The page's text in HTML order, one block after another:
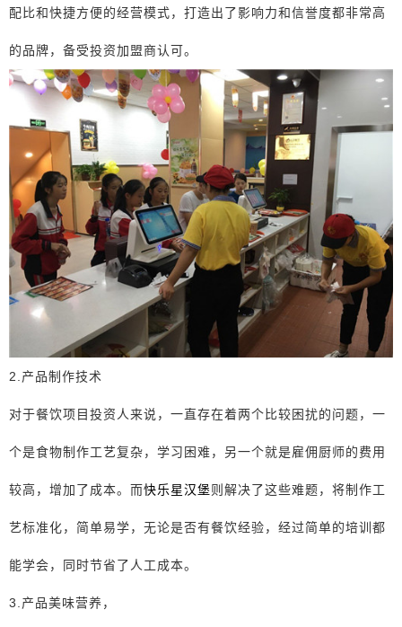
配比和快捷方便的经营模式，打造出了影响力和信誉度都非常高
的品牌，备受投资加盟商认可。
2.产品制作技术
对于餐饮项目投资人来说，一直存在着两个比较困扰的问题，一
个是食物制作工艺复杂，学习困难，另一个就是雇佣厨师的费用
较高，增加了成本。而快乐星汉堡则解决了这些难题，将制作工
艺标准化，简单易学，无论是否有餐饮经验，经过简单的培训都
能学会，同时节省了人工成本。
3.产品美味营养，